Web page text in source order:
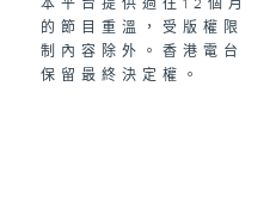
的節目重溫，受版權限
制內容除外。香港電台
保留最終決定權。